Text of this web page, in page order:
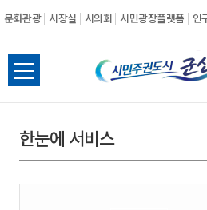
문화관광 시장실 시의회 시민광장플랫폼 인
시
민
권
전
체
뉴
열
한눈에 서비스